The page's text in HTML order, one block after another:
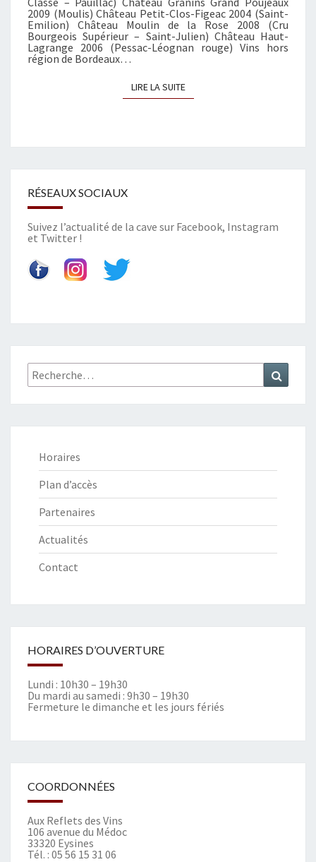
P
R
O
D
I
T
O
F
È
R
2009 (Moulis) Château Petit-Clos-Figeac 2004 (Saint-
Emilion) Château Moulin de la Rose 2008 (Cru
Bourgeois Supérieur – Saint-Julien) Château Haut-
Lagrange 2006 (Pessac-Léognan rouge) Vins hors
région de Bordeaux…
LIRE LA SUITELIRE LA SUITE
RÉSEAUX SOCIAUX
Suivez l’actualité de la cave sur Facebook, Instagram
et Twitter !
Recherche
:
Horaires
Plan d’accès
Partenaires
Actualités
Contact
HORAIRES D’OUVERTURE
Lundi : 10h30 – 19h30
Du mardi au samedi : 9h30 – 19h30
Fermeture le dimanche et les jours fériés
COORDONNÉES
Aux Reflets des Vins
106 avenue du Médoc
33320 Eysines
Tél. : 05 56 15 31 06